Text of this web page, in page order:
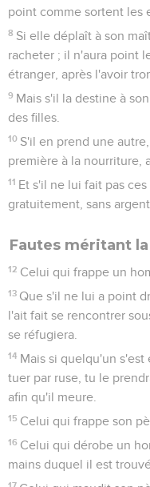
point comme sortent les
8 Si elle déplaît à son
racheter ; il n'aura point
étranger, après l'avoir
9 Mais s'il la destine à
des filles.
10 S'il en prend une
première à la nourriture,
11 Et s'il ne lui fait pas
gratuitement, sans argent.
Fautes méritant
12 Celui qui frappe un
13 Que s'il ne lui a point
l'ait fait se rencontrer
se réfugiera.
14 Mais si quelqu'un
tuer par ruse, tu le
afin qu'il meure.
15 Celui qui frappe son
16 Celui qui dérobe un
mains duquel il est
17